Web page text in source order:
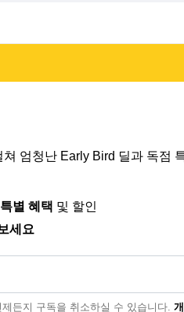
엄청난 Early Bird 딜과 독점
별 혜택 및 할인
세요
든지 구독을 취소하실 수 있습니다.